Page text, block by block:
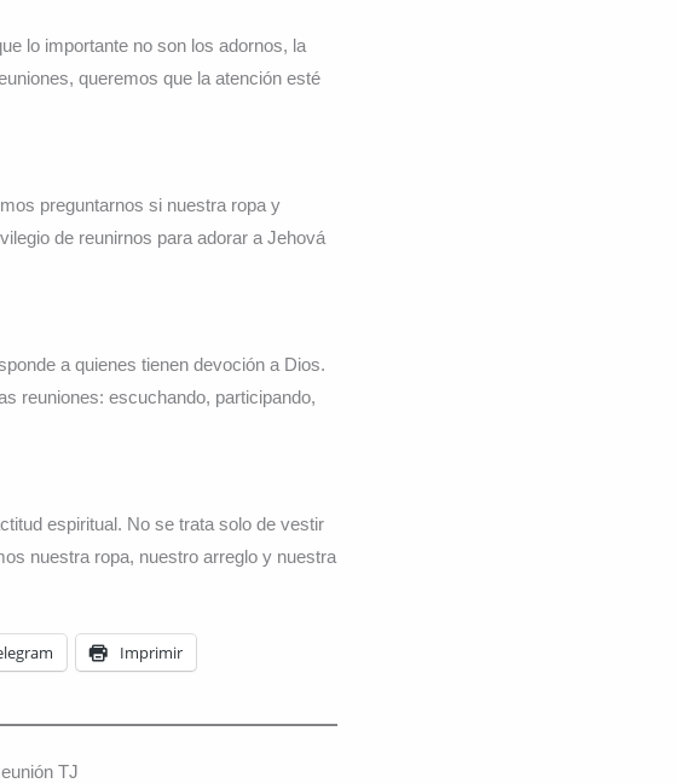
lo importante no son los adornos, la
queremos que la atención esté
preguntarnos si nuestra ropa y
de reunirnos para adorar a Jehová
a quienes tienen devoción a Dios.
reuniones: escuchando, participando,
espiritual. No se trata solo de vestir
nuestra ropa, nuestro arreglo y nuestra
Imprimir
TJ